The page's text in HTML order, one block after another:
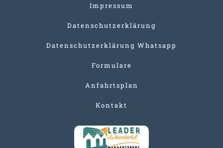
Impressum
Datenschutzerklärung
Datenschutzerklärung Whatsapp
Formulare
Anfahrtsplan
Kontakt